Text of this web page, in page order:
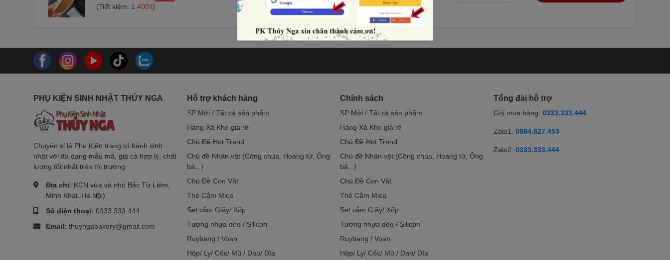
(Tiết kiệm: 1.400₫)
PHỤ KIỆN SINH NHẬT THÚY NGA
Chuyên sỉ lẻ Phụ Kiện trang trí bánh sinh
nhật với đa dạng mẫu mã, giá cả hợp lý, chất
lượng tốt nhất trên thị trường
Địa chỉ: KCN vừa và nhỏ Bắc Từ Liêm,
Minh Khai, Hà Nội)
Số điện thoại: 0333.333.444
Email: thuyngabakery@gmail.com
Hỗ trợ khách hàng
SP Mới / Tất cả sản phẩm
Hàng Xả Kho giá rẻ
Chủ Đề Hot Trend
Chủ đề Nhân vật (Công chúa, Hoàng tử, Ông
bà...)
Chủ Đề Con Vật
Thẻ Cắm Mica
Set cắm Giấy/ Xốp
Tượng nhựa dẻo / Silicon
Ruybang / Voan
Hộp/ Ly/ Cốc/ Mũ / Dao/ Dĩa
Chính sách
SP Mới / Tất cả sản phẩm
Hàng Xả Kho giá rẻ
Chủ Đề Hot Trend
Chủ đề Nhân vật (Công chúa, Hoàng tử, Ông
bà...)
Chủ Đề Con Vật
Thẻ Cắm Mica
Set cắm Giấy/ Xốp
Tượng nhựa dẻo / Silicon
Ruybang / Voan
Hộp/ Ly/ Cốc/ Mũ / Dao/ Dĩa
Tổng đài hỗ trợ
Gọi mua hàng: 0333.333.444
Zalo1: 0984.827.453
Zalo2: 0333.333.444